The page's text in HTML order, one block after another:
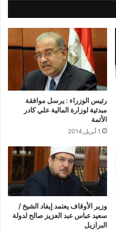
رئيس الوزراء : يرسل موافقة
مبدئية لوزارة المالية علي كادر
الأئمة
1 أبريل,2014
وزير الأوقاف يعتمد إيفاد الشيخ /
سعيد عباس عبد العزيز صالح لدولة
البرازيل